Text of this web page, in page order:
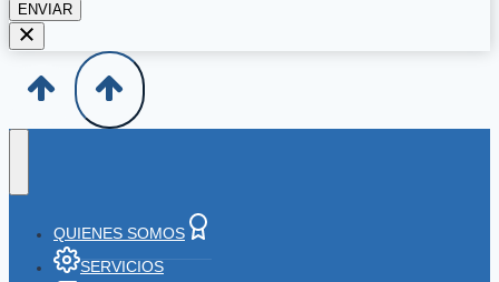
ENVIAR
QUIENES SOMOS
SERVICIOS